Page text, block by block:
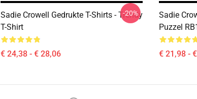
Sadie Crowell Gedrukte T-Shirts - Trendy
T-Shirt
€ 24,38 - € 28,06
-20%
Sadie
Puzzel
€ 21,98 -